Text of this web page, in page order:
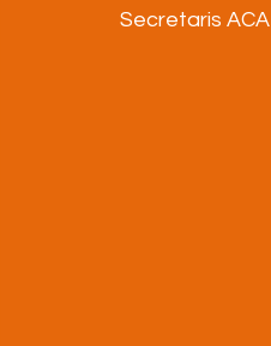
Secretaris ACA